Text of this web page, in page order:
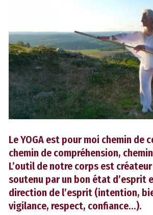
Le YOGA est pour moi chemin de
chemin de compréhension,
L’outil de notre corps est
soutenu par un bon état d’esprit
direction de l’esprit (intention,
vigilance, respect, confiance…).